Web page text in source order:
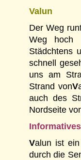
Valun
Der Weg
Weg hoch
Städchtens
schnell
uns am
Strand vonV
auch des
Nordseite
Valun ist
durch die